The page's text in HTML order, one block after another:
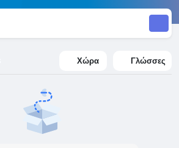
Χώρα Γλώσσες